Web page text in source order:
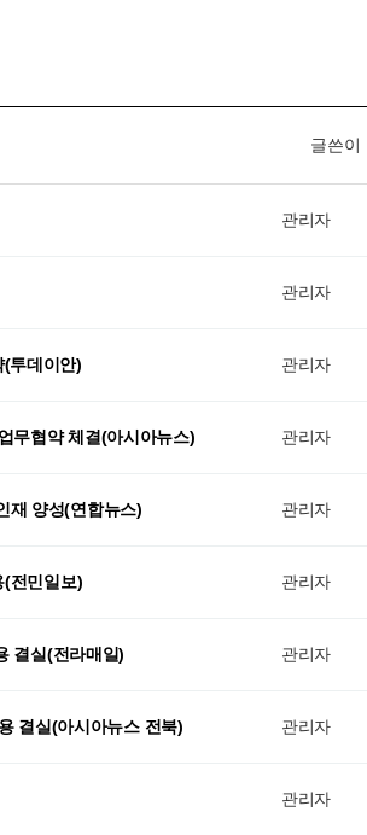
글쓴이
관리자
관리자
투데이안) 관리자
무협약 체결(아시아뉴스) 관리자
재 양성(연합뉴스) 관리자
(전민일보) 관리자
결실(전라매일) 관리자
결실(아시아뉴스 전북) 관리자
관리자